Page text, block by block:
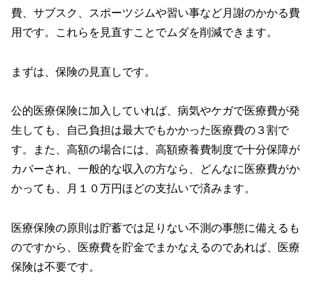
費、サブスク、スポーツジムや習い事など月謝のかかる費
用です。これらを見直すことでムダを削減できます。
まずは、保険の見直しです。
公的医療保険に加入していれば、病気やケガで医療費が発
生しても、自己負担は最大でもかかった医療費の３割で
す。また、高額の場合には、高額療養費制度で十分保障が
カバーされ、一般的な収入の方なら、どんなに医療費がか
かっても、月１０万円ほどの支払いで済みます。
医療保険の原則は貯蓄では足りない不測の事態に備えるも
のですから、医療費を貯金でまかなえるのであれば、医療
保険は不要です。